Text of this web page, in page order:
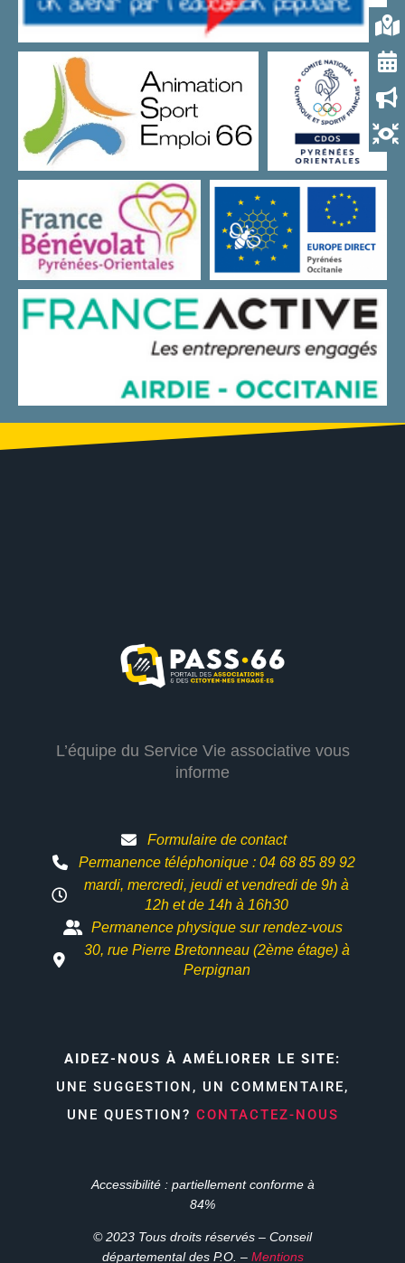
L’équipe du Service Vie associative vous
informe
Formulaire de contact
Permanence téléphonique : 04 68 85 89 92
mardi, mercredi, jeudi et vendredi de 9h à
12h etde 14h à 16h30
Permanence physique sur rendez-vous
30, rue Pierre Bretonneau (2ème étage) à
Perpignan
AIDEZ-NOUS À AMÉLIORER LE SITE:
UNE SUGGESTION, UN COMMENTAIRE,
UNE QUESTION? CONTACTEZ-NOUS
Accessibilité : partiellement conforme à
84%
© 2023 Tous droits réservés – Conseil
départemental des P.O. – Mentions